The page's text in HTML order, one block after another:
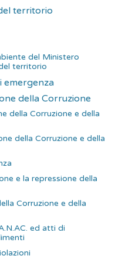
territorio
del Ministero
territorio
emergenza
della Corruzione
della Corruzione e della
della Corruzione e della
e la repressione della
Corruzione e della
ed atti di